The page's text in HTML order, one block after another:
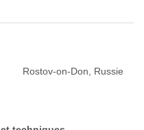
Rostov-on-Don, Russie